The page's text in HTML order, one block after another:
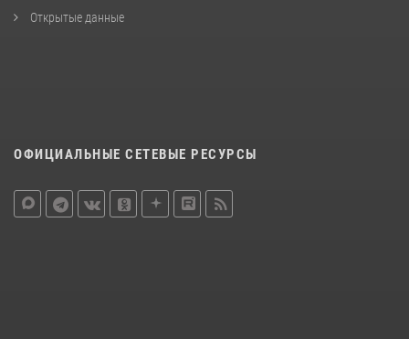
Открытые данные
ОФИЦИАЛЬНЫЕ СЕТЕВЫЕ РЕСУРСЫ